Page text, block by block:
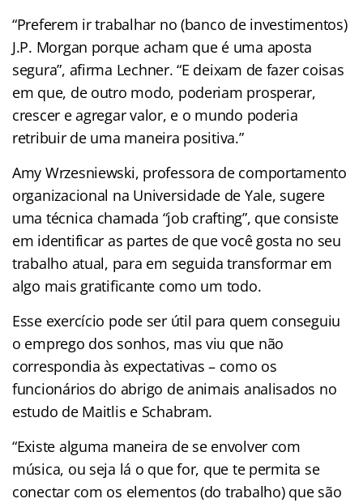
“Preferem ir trabalhar no (banco de investimentos)
J.P. Morgan porque acham que é uma aposta
segura”, afirma Lechner. “E deixam de fazer coisas
em que, de outro modo, poderiam prosperar,
crescer e agregar valor, e o mundo poderia
retribuir de uma maneira positiva.”
Amy Wrzesniewski, professora de comportamento
organizacional na Universidade de Yale, sugere
uma técnica chamada “job crafting”, que consiste
em identificar as partes de que você gosta no seu
trabalho atual, para em seguida transformar em
algo mais gratificante como um todo.
Esse exercício pode ser útil para quem conseguiu
o emprego dos sonhos, mas viu que não
correspondia às expectativas – como os
funcionários do abrigo de animais analisados no
estudo de Maitlis e Schabram.
“Existe alguma maneira de se envolver com
música, ou seja lá o que for, que te permita se
conectar com os elementos (do trabalho) que são